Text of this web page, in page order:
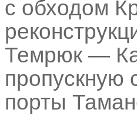
с обходом
Темрюк —
пропускную
порты